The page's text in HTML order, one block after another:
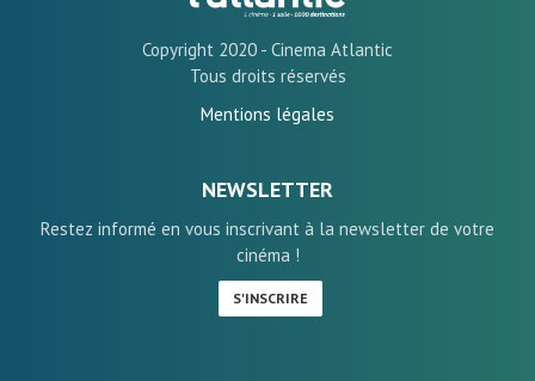
Copyright 2020 - Cinema Atlantic
Tous droits réservés
Mentions légales
NEWSLETTER
Restez informé en vous inscrivant à la newsletter de votre
cinéma !
S'INSCRIRE